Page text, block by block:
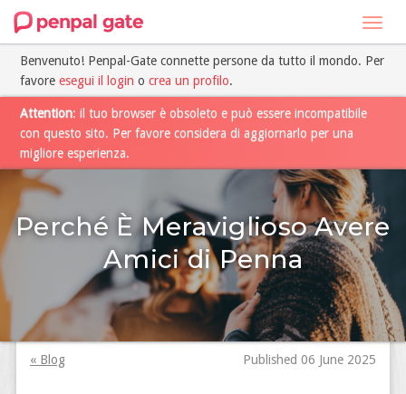
Benvenuto! Penpal-Gate connette persone da tutto il mondo. Per
favore esegui il login o crea un profilo.
Attention: il tuo browser è obsoleto e può essere incompatibile
con questo sito. Per favore considera di aggiornarlo per una
migliore esperienza.
Perché È Meraviglioso Avere
Amici di Penna
« Blog Published 06 June 2025